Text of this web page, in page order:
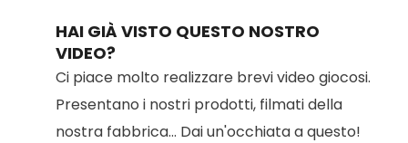
HAI GIÀ VISTO QUESTO NOSTRO
VIDEO?
Ci piace molto realizzare brevi video giocosi.
Presentano i nostri prodotti, filmati della
nostra fabbrica... Dai un'occhiata a questo!